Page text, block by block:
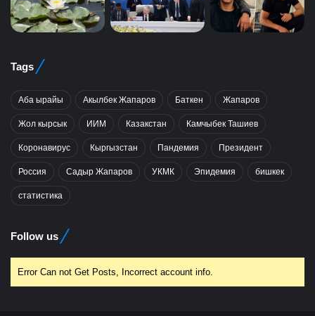
Tags
Аба ырайы Акылбек Жапаров Баткен Жапаров
Жол кырсык ИИМ Казакстан Камчыбек Ташиев
Коронавирус Кыргызстан Пандемия Президент
Россия Садыр Жапаров УКМК Эпидемия бишкек
статистика
Follow us
Error Can not Get Posts, Incorrect account info.